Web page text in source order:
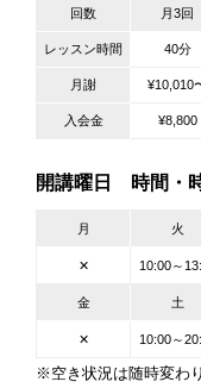
回数 月3回
レッスン時間 40分
月謝 ¥10,010
入会金 ¥8,800
開講曜日 時間・
月 火
✕ 10:00～
金 土
✕ 10:00～
※空き状況は随時変わ